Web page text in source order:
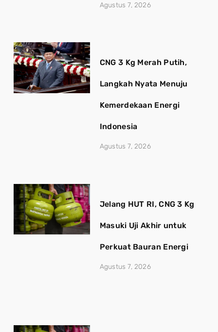
Agustus 7, 2026
CNG 3 Kg Merah Putih,
Langkah Nyata Menuju
Kemerdekaan Energi
Indonesia
Agustus 7, 2026
Jelang HUT RI, CNG 3 Kg
Masuki Uji Akhir untuk
Perkuat Bauran Energi
Agustus 7, 2026